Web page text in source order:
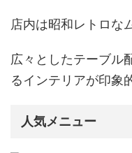
店内は昭和レトロな
広々としたテーブル
るインテリアが印象
人気メニュー